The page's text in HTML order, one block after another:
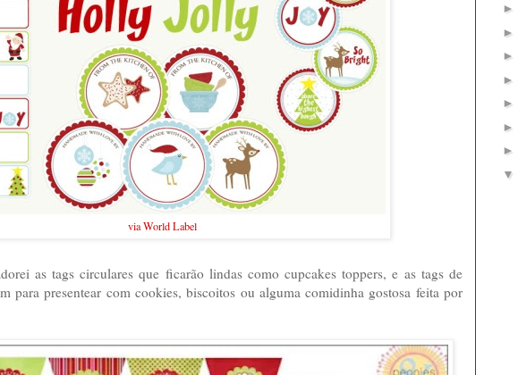
via World Label
as tags circulares que ficarão lindas como cupcakes toppers, e as tags de
para presentear com cookies, biscoitos ou alguma comidinha gostosa feita por
►
►
►
►
►
►
►
▼